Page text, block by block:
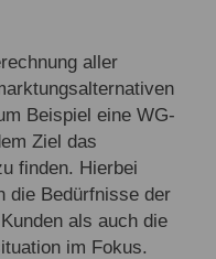
aller
Beispiel eine WG-
Ziel das
finden. Hierbei
die Bedürfnisse der
als auch die
im Fokus.